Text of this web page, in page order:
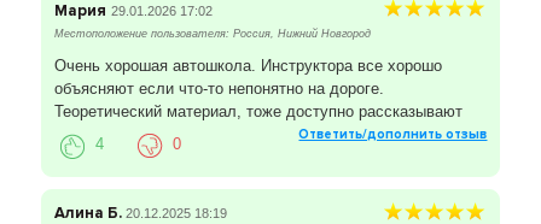
Мария 29.01.2026 17:02
Местоположение пользователя: Россия, Нижний Новгород
Очень хорошая автошкола. Инструктора все хорошо
объясняют если что-то непонятно на дороге.
Теоретический материал, тоже доступно рассказывают
Ответить/дополнить отзыв
4 0
Алина Б. 20.12.2025 18:19